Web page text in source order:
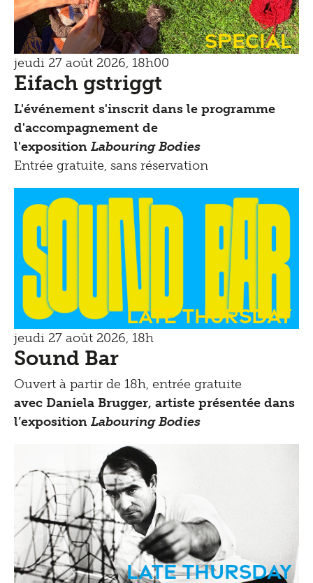
Special
jeudi 27 août 2026, 18h00
Eifach gstriggt
L'événement s'inscrit dans le programme
d'accompagnement de
l'exposition Labouring Bodies
Entrée gratuite, sans réservation
Late Thursday
jeudi 27 août 2026, 18h
Sound Bar
Ouvert à partir de 18h, entrée gratuite
avec Daniela Brugger, artiste présentée dans
l’exposition Labouring Bodies
Late Thursday